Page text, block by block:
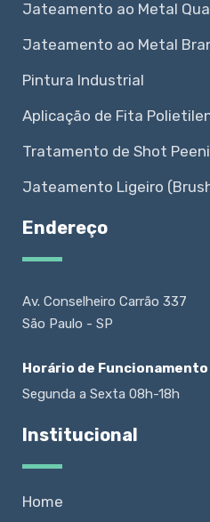
Jateamento ao Metal
Jateamento ao Metal
Pintura Industrial
Aplicação de Fita
Tratamento de Shot
Jateamento Ligeiro
Endereço
Av. Conselheiro Carrão 337
São Paulo - SP
Horário de Funcionamento
Segunda a Sexta 08h-18h
Institucional
Home